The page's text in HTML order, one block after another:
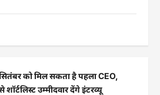
सितंबर को मिल सकता है पहला CEO,
उम्मीदवार देंगे इंटरव्यू